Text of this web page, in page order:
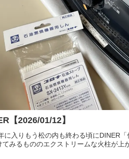
【2026/01/12】
に入りもう松の内も終わる頃にDINER
てみるもののエクストリームな火柱が上